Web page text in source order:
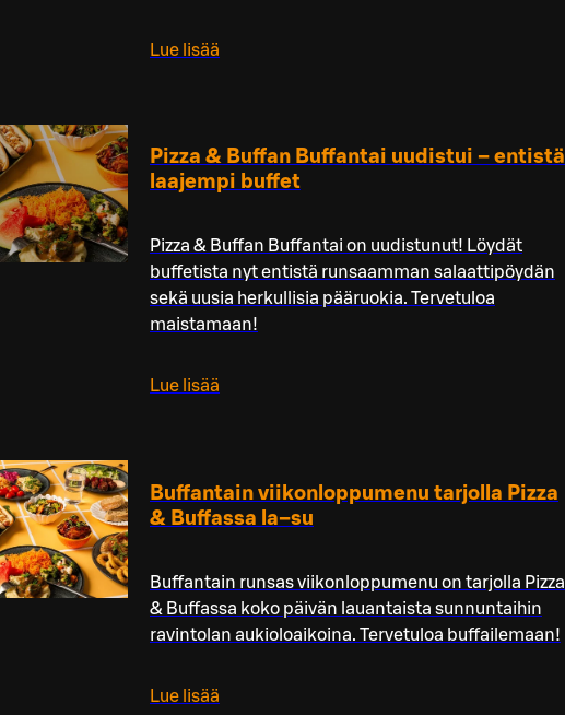
Lue lisää
Pizza & Buffan Buffantai uudistui – entistä
laajempi buffet
Pizza & Buffan Buffantai on uudistunut! Löydät
buffetista nyt entistä runsaamman salaattipöydän
sekä uusia herkullisia pääruokia. Tervetuloa
maistamaan!
Lue lisää
Buffantain viikonloppumenu tarjolla Pizza
& Buffassa la–su
Buffantain runsas viikonloppumenu on tarjolla Pizza
& Buffassa koko päivän lauantaista sunnuntaihin
ravintolan aukioloaikoina. Tervetuloa buffailemaan!
Lue lisää